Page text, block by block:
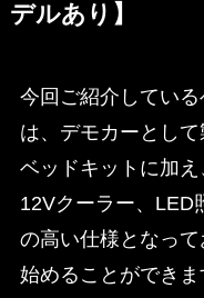
デルあり】
今回ご紹介してい
は、デモカーとして
ベッドキットに加え
12Vクーラー、LED
の高い仕様となっ
始めることができ